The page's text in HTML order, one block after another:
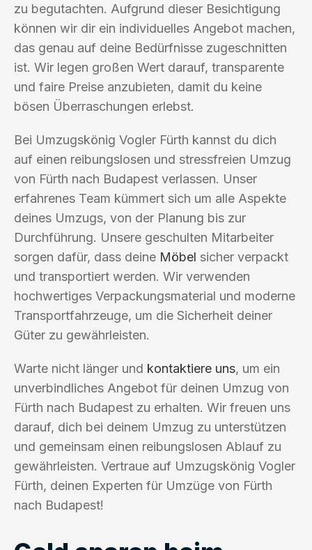
zu begutachten. Aufgrund dieser Besichtigung
können wir dir ein individuelles Angebot machen,
das genau auf deine Bedürfnisse zugeschnitten
ist. Wir legen großen Wert darauf, transparente
und faire Preise anzubieten, damit du keine
bösen Überraschungen erlebst.
Bei Umzugskönig Vogler Fürth kannst du dich
auf einen reibungslosen und stressfreien Umzug
von Fürth nach Budapest verlassen. Unser
erfahrenes Team kümmert sich um alle Aspekte
deines Umzugs, von der Planung bis zur
Durchführung. Unsere geschulten Mitarbeiter
sorgen dafür, dass deine Möbel sicher verpackt
und transportiert werden. Wir verwenden
hochwertiges Verpackungsmaterial und moderne
Transportfahrzeuge, um die Sicherheit deiner
Güter zu gewährleisten.
Warte nicht länger und kontaktiere uns, um ein
unverbindliches Angebot für deinen Umzug von
Fürth nach Budapest zu erhalten. Wir freuen uns
darauf, dich bei deinem Umzug zu unterstützen
und gemeinsam einen reibungslosen Ablauf zu
gewährleisten. Vertraue auf Umzugskönig Vogler
Fürth, deinen Experten für Umzüge von Fürth
nach Budapest!